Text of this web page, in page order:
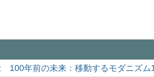
100年前の未来：移動するモダニズ